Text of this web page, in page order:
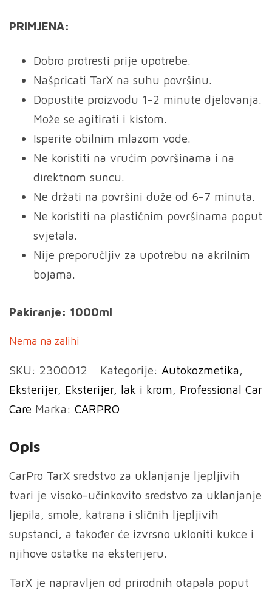
PRIMJENA:
Dobro protresti prije upotrebe.
Našpricati TarX na suhu površinu.
Dopustite proizvodu 1-2 minute djelovanja.
Može se agitirati i kistom.
Isperite obilnim mlazom vode.
Ne koristiti na vrućim površinama i na
direktnom suncu.
Ne držati na površini duže od 6-7 minuta.
Ne koristiti na plastičnim površinama poput
svjetala.
Nije preporučljiv za upotrebu na akrilnim
bojama.
Pakiranje: 1000ml
Nema na zalihi
SKU: 2300012 Kategorije: Autokozmetika,
Eksterijer, Eksterijer, lak i krom, Professional Car
Care Marka: CARPRO
Opis
CarPro TarX sredstvo za uklanjanje ljepljivih
tvari je visoko-učinkovito sredstvo za uklanjanje
ljepila, smole, katrana i sličnih ljepljivih
supstanci, a također će izvrsno ukloniti kukce i
njihove ostatke na eksterijeru.
TarX je napravljen od prirodnih otapala poput